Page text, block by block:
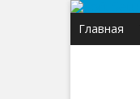
Главная